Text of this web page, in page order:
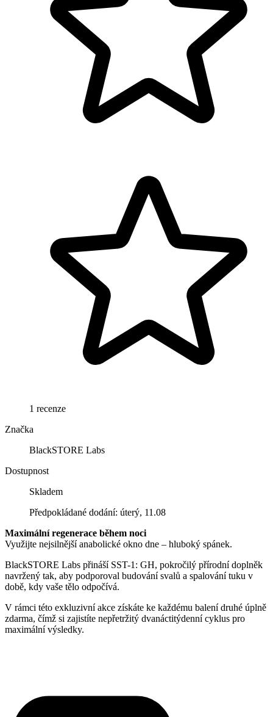
1 recenze
Značka
BlackSTORE Labs
Dostupnost
Skladem
Předpokládané dodání: úterý, 11.08
Maximální regenerace během noci
Využijte nejsilnější anabolické okno dne – hluboký spánek.
BlackSTORE Labs přináší SST-1: GH, pokročilý přírodní doplněk
navržený tak, aby podporoval budování svalů a spalování tuku v
době, kdy vaše tělo odpočívá.
V rámci této exkluzivní akce získáte ke každému balení druhé úplně
zdarma, čímž si zajistíte nepřetržitý dvanáctitýdenní cyklus pro
maximální výsledky.